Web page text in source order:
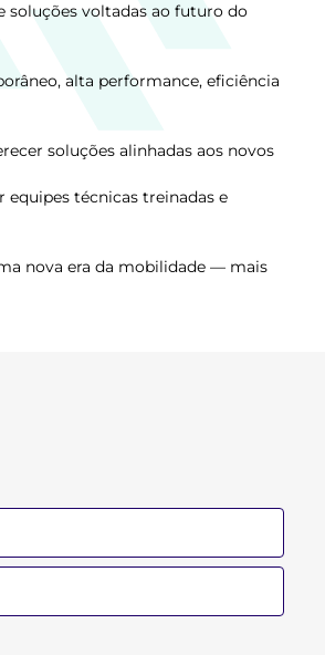
soluções voltadas ao futuro do
alta performance, eficiência
soluções alinhadas aos novos
equipes técnicas treinadas e
nova era da mobilidade — mais